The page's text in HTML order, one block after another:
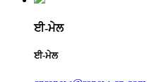
ਈ-ਮੇਲ
ਈ-ਮੇਲ